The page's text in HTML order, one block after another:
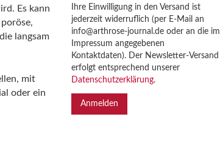
Es kann
langsam
mit
oder ein
Ihre Einwilligung in den Versand ist
jederzeit widerruflich (per E-Mail an
info@arthrose-journal.de oder an die im
Impressum angegebenen
Kontaktdaten). Der Newsletter-Versand
erfolgt entsprechend unserer
Datenschutzerklärung.